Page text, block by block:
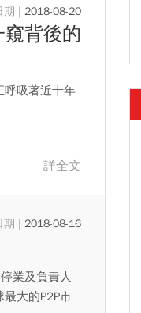
2018-08-20
背後的
呼吸著近十年
詳全文
2018-08-16
業及負責人
大的P2P市